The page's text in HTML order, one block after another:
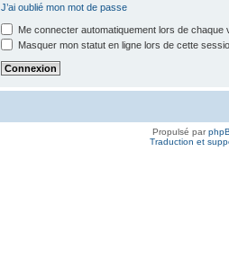
J’ai oublié mon mot de passe
Me connecter automatiquement lors de chaque
Masquer mon statut en ligne lors de cette
Propulsé par
Traduction et